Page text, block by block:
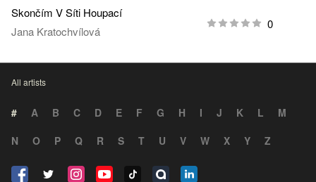
Skončím V Síti Houpací
Jana Kratochvílová
0
All artists
# A B C D E F G H I J K L
M
N
O P Q R S T U V W X Y Z